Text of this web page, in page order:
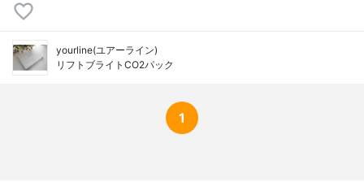
yourline(ユアーライン)
リフトブライトCO2パック
1